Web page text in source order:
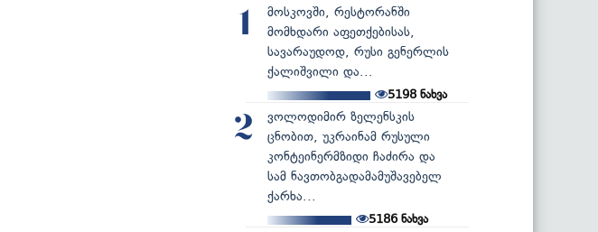
1
მოსკოვში, რესტორანში
მომხდარი აფეთქებისას,
სავარაუდოდ, რუსი გენერლის
ქალიშვილი და...
5198 ნახვა
2
ვოლოდიმირ ზელენსკის
ცნობით, უკრაინამ რუსული
კონტეინერმზიდი ჩაძირა და
სამ ნავთობგადამამუშავებელ
ქარხა...
5186ნახვა